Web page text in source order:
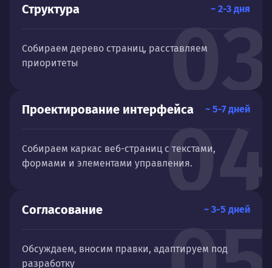
03
Структура ~ 2-3 дня
Собираем дерево страниц, расставляем
приоритеты
04
Проектирование интерфейса ~ 5-7 дней
Собираем каркас веб-страниц с текстами,
формами и элементами управления.
Согласование ~ 3-5 дней
Обсуждаем, вносим правки, адаптируем под
разработку